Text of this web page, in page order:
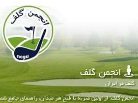
انجمن گلف
گلف در ایران
انجمن گلف: از اولین ضربه تا فتح هر میدان، راهنمای جامع